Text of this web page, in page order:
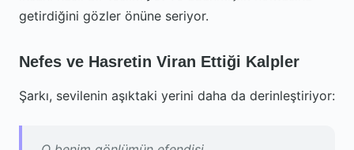
getirdiğini gözler önüne seriyor.
Nefes ve Hasretin Viran Ettiği Kalpler
Şarkı, sevilenin aşıktaki yerini daha da derinleştiriyor: